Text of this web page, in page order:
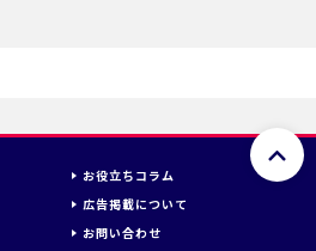
お役立ちコラム
広告掲載について
お問い合わせ